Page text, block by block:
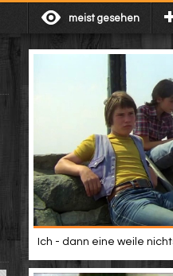
meist gesehen
Ich - dann eine weile